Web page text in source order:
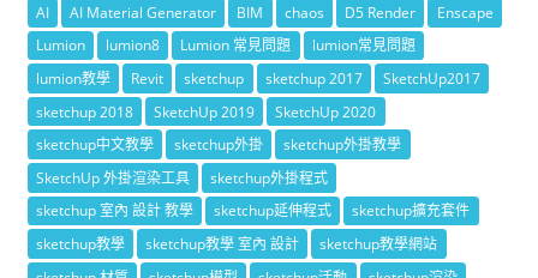
AI AI Material Generator BIM chaos D5 Render
Enscape
Lumion
lumion8 Lumion 常見問題
lumion常見問題
lumion教學
Revit sketchup sketchup 2017
SketchUp2017
sketchup 2018
SketchUp 2019
SketchUp 2020
sketchup中文教學
sketchup外掛
sketchup外掛教學
SketchUp 外掛渲染工具
sketchup外掛程式
sketchup 室內 設計 教學
sketchup延伸程式
sketchup擴充套件
sketchup教學
sketchup教學 室內 設計
sketchup教學網站